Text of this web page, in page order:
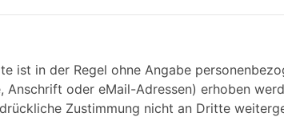
ist in der Regel ohne Angabe
Anschrift oder eMail-Adressen) erhoben
Zustimmung nicht an Dritte